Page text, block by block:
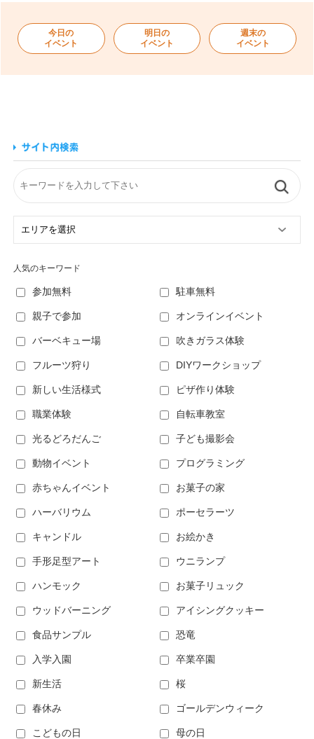
今日の
イベント
明日の
イベント
週末の
イベント
人気のキーワード
参加無料 駐車無料
親子で参加 オンラインイベント
バーベキュー場 吹きガラス体験
フルーツ狩り DIYワークショップ
新しい生活様式 ピザ作り体験
職業体験 自転車教室
光るどろだんご 子ども撮影会
動物イベント プログラミング
赤ちゃんイベント お菓子の家
ハーバリウム ポーセラーツ
キャンドル お絵かき
手形足型アート ウニランプ
ハンモック お菓子リュック
ウッドバーニング アイシングクッキー
食品サンプル 恐竜
入学入園 卒業卒園
新生活 桜
春休み ゴールデンウィーク
こどもの日 母の日